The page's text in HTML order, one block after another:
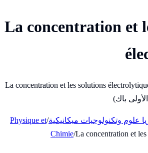
La concentration et
La concentration et les solutions
علوم وتكنولوجيات ميكانيكية/
Physique et
Chimie/La concentration et